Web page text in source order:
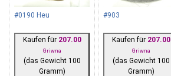
#0190 Heu
Kaufen für 207.00
Griwna
(das Gewicht 100
Gramm)
#903
Kaufen für 207.00
Griwna
(das Gewicht 100
Gramm)